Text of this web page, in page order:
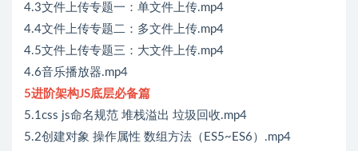
4.3文件上传专题一：单文件上传.mp4
4.4文件上传专题二：多文件上传.mp4
4.5文件上传专题三：大文件上传.mp4
4.6音乐播放器.mp4
5进阶架构JS底层必备篇
5.1css js命名规范 堆栈溢出 垃圾回收.mp4
5.2创建对象 操作属性 数组方法（ES5~ES6）.mp4